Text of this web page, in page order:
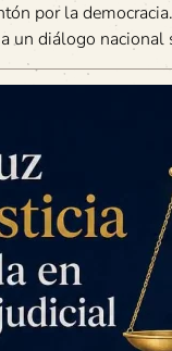
por la
un diálogo